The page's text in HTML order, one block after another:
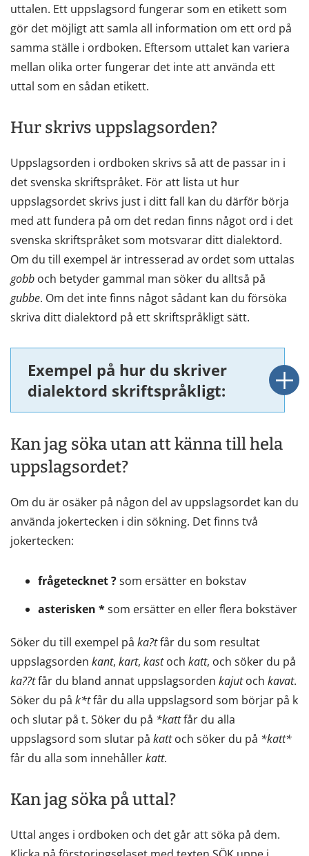
ett
nytt
fönster,
du
en
tjänst)
uttalen. Ett uppslagsord fungerar som en etikett som
gör det möjligt att samla all information om ett ord på
samma ställe i ordboken. Eftersom uttalet kan variera
mellan olika orter fungerar det inte att använda ett
uttal som en sådan etikett.
Hur skrivs uppslagsorden?
Uppslagsorden i ordboken skrivs så att de passar in i
det svenska skriftspråket. För att lista ut hur
uppslagsordet skrivs just i ditt fall kan du därför börja
med att fundera på om det redan finns något ord i det
svenska skriftspråket som motsvarar ditt dialektord.
Om du till exempel är intresserad av ordet som uttalas
gobb och betyder gammal man söker du alltså på
gubbe. Om det inte finns något sådant kan du försöka
skriva ditt dialektord på ett skriftspråkligt sätt.
Exempel på hur du skriver
dialektord skriftspråkligt:
Kan jag söka utan att känna till hela
uppslagsordet?
Om du är osäker på någon del av uppslagsordet kan du
använda jokertecken i din sökning. Det finns två
jokertecken:
frågetecknet ?som ersätter en bokstav
asterisken *som ersätter en eller flera bokstäver
Söker du till exempel på ka?tfår du som resultat
uppslagsorden kant, kart, kastoch katt, och söker du på
ka??tfår du bland annat uppslagsorden kajutoch kavat.
Söker du på k*tfår du alla uppslagsord som börjar på k
och slutar på t. Söker du på *kattfår du alla
uppslagsord som slutar på kattoch söker du på *katt*
får du alla som innehållerkatt.
Kan jag söka på uttal?
Uttal anges i ordboken och det går att söka på dem.